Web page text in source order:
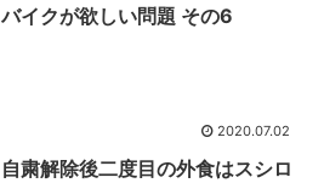
バイクが欲しい問題 その6
2020.07.02
自粛解除後二度目の外食はスシロ